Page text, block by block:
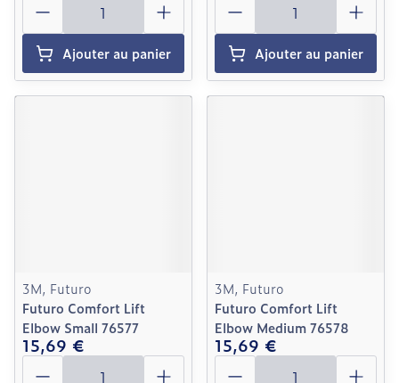
Ajouter au panier Ajouter au panier
3M, Futuro
Futuro Comfort Lift
Elbow Small 76577
15,69 €
Quantité
3M, Futuro
Futuro Comfort Lift
Elbow Medium 76578
15,69 €
Quantité